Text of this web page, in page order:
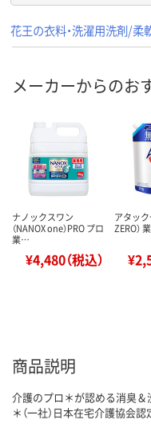
花王の衣料・洗濯用洗剤/柔
メーカーからのお
ナノックスワン
（NANOX one）PRO プロ
業…
¥4,480（税込）
アタッ
ZERO）
商品説明
介護のプロ＊が認める消臭＆
＊（一社）日本在宅介護協会認